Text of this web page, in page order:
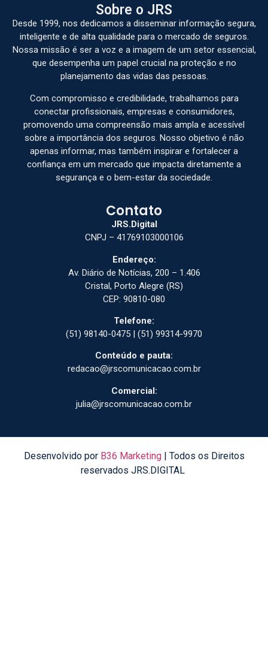
Sobre o JRS
Desde 1999, nos dedicamos a disseminar informação segura,
inteligente e de alta qualidade para o mercado de seguros.
Nossa missão é ser a voz e a imagem de um setor essencial,
que desempenha um papel crucial na proteção e no
planejamento das vidas das pessoas.
Com compromisso e credibilidade, trabalhamos para
conectar profissionais, empresas e consumidores,
promovendo uma compreensão mais ampla e acessível
sobre a importância dos seguros. Nosso objetivo é não
apenas informar, mas também inspirar e fortalecer a
confiança em um mercado que impacta diretamente a
segurança e o bem-estar da sociedade.
Contato
JRS.Digital
CNPJ – 41769103000106
Endereço:
Av. Diário de Notícias, 200 – 1.406
Cristal, Porto Alegre (RS)
CEP: 90810-080
Telefone:
(51) 98140-0475 | (51) 99314-9970
Conteúdo e pauta:
redacao@jrscomunicacao.com.br
Comercial:
julia@jrscomunicacao.com.br
Desenvolvido por B36 Marketing| Todos os Direitos
reservados JRS.DIGITAL